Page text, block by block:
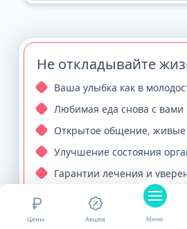
Не откладывайте
Ваша улыбка как в
Любимая еда снова с вами
Открытое общение,
Улучшение состояния
Гарантии лечения и
ПОЛУЧИТЬ
Цены Акции Меню